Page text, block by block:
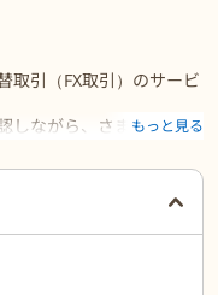
取引（FX取引）のサービ
しながら、さまざまな通
の情報提供も行ってお
す。
もっと見る